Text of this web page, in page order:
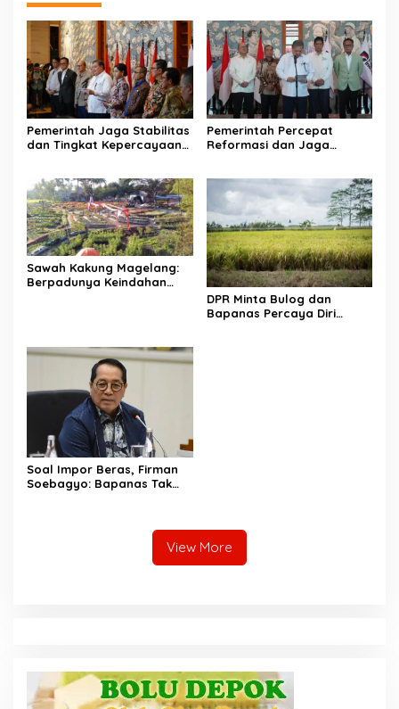
Pemerintah Jaga Stabilitas
dan Tingkat Kepercayaan
Utama
Pemerintah Percepat
Reformasi dan Jaga
Yang Bergejolak
Sawah Kakung Magelang:
Berpadunya Keindahan
DPR Minta Bulog dan
Bapanas Percaya Diri
Soal Impor Beras, Firman
Soebagyo: Bapanas Tak
View More